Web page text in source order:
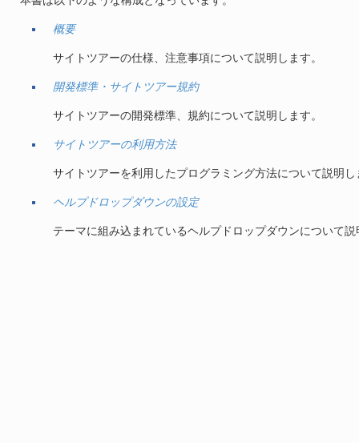
概要
サイトツアーの仕様、注意事項について説明します。
開発標準・サイトツアー規約
サイトツアーの開発標準、規約について説明します。
サイトツアーの利用方法
サイトツアーを利用したプログラミング方法について説明し
ヘルプドロップダウンの設定
テーマに組み込まれているヘルプドロップダウンについて説